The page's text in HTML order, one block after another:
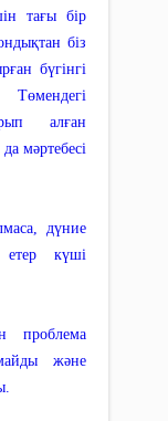
тағы бір
біз
бүгінгі
алған
мәртебесі
дүние
күші
проблема
және